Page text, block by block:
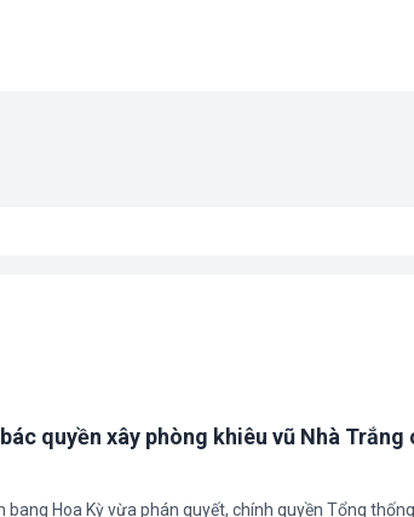
quyền xây phòng khiêu vũ Nhà Trắng
Hoa Kỳ vừa phán quyết, chính quyền Tổng